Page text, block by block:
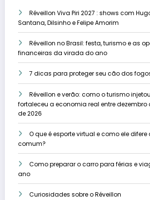
Réveillon Viva Piri 2027 : shows com
Santana, Dilsinho e Felipe Amorim
Réveillon no Brasil: festa, turismo e as
financeiras da virada do ano
7 dicas para proteger seu cão dos
Réveillon e verão: como o turismo
fortaleceu a economia real entre dezembro
de 2026
O que é esporte virtual e como ele difere
comum?
Como preparar o carro para férias e
ano
Curiosidades sobre o Réveillon